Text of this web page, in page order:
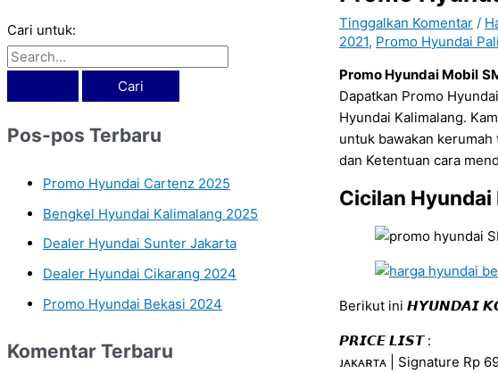
Cari untuk:
Pos-pos Terbaru
Promo Hyundai Cartenz 2025
Bengkel Hyundai Kalimalang 2025
Dealer Hyundai Sunter Jakarta
Dealer Hyundai Cikarang 2024
Promo Hyundai Bekasi 2024
Komentar Terbaru
Tinggalkan Komentar /
2021, Promo Hyundai
Promo Hyundai Mobil
Dapatkan Promo
Hyundai Kalimalang.
untuk bawakan
dan Ketentuan cara
Cicilan Hyundai
Berikut ini 𝙃𝙔𝙐𝙉𝘿𝘼𝙄
𝙋𝙍𝙄𝘾𝙀 𝙇𝙄𝙎𝙏 :
ᴊᴀᴋᴀʀᴛᴀ | Signature Rp